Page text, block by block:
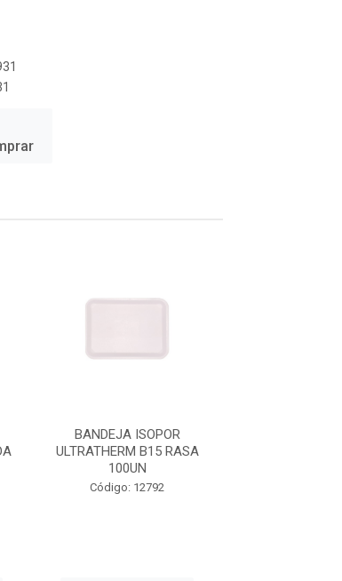
BANDEJA ISOPOR
ULTRATHERM B15 RASA
100UN
Código: 12792